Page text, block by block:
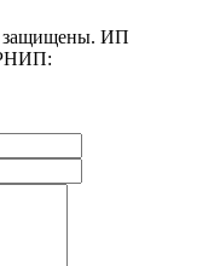
защищены. ИП